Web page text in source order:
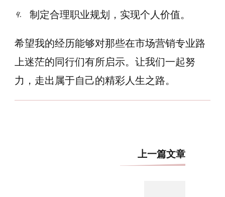
制定合理职业规划，实现个人价值。
希望我的经历能够对那些在市场营销专业路
上迷茫的同行们有所启示。让我们一起努
力，走出属于自己的精彩人生之路。
上一篇文章